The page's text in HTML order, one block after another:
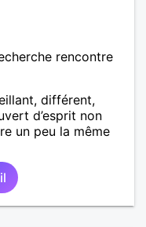
rencontre
différent,
d’esprit non
un peu la même